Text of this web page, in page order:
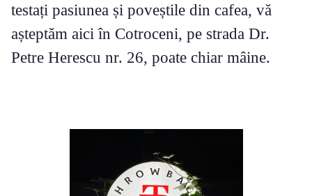
testați pasiunea și poveștile din cafea, vă
așteptăm aici în Cotroceni, pe strada Dr.
Petre Herescu nr. 26, poate chiar mâine.